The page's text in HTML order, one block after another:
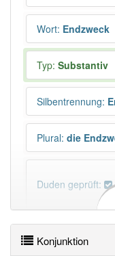
Wort: Endzweck
Typ: Substantiv
Silbentrennung:
Plural: die
Duden geprüft:
Konjunktion